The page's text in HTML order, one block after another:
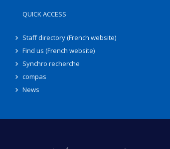
QUICK ACCESS
Staff directory (French website)
Find us (French website)
Synchro recherche
compas
News